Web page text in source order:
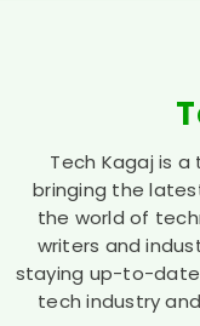
Tech Kagaj is
bringing the
the world of
writers and
staying up-to-
tech industry